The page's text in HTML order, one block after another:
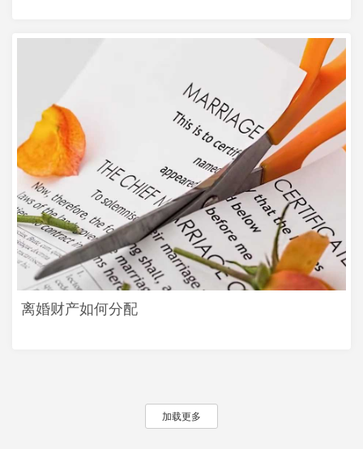
离婚财产如何分配
加载更多